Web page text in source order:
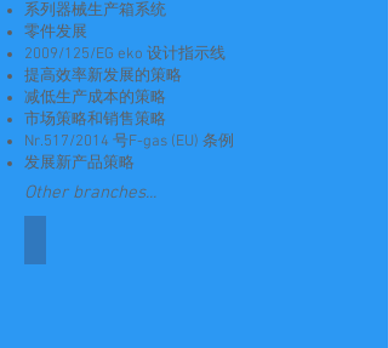
系列器械生产箱系统
零件发展
2009/125/EG eko 设计指示线
提高效率新发展的策略
减低生产成本的策略
市场策略和销售策略
Nr.517/2014 号F-gas (EU) 条例
发展新产品策略
Other branches...